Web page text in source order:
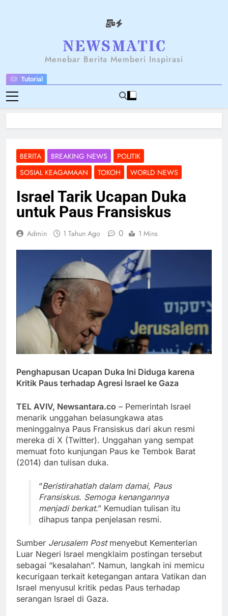
Tutorial
NEWSANTARA
Menebar Berita Memberi Inspirasi
BERITA BREAKING NEWS
POLITIK
SOSIAL KEAGAMAAN
TOKOH WORLD NEWS
Israel Tarik Ucapan Duka
untuk Paus Fransiskus
Admin 1 Tahun Ago 0 1 Mins
Penghapusan Ucapan Duka Ini Diduga karena
Kritik Paus terhadap Agresi Israel ke Gaza
TEL AVIV, Newsantara.co – Pemerintah Israel
menarik unggahan belasungkawa atas
meninggalnya Paus Fransiskus dari akun resmi
mereka di X (Twitter). Unggahan yang sempat
memuat foto kunjungan Paus ke Tembok Barat
(2014) dan tulisan duka.
“Beristirahatlah dalam damai, Paus
Fransiskus. Semoga kenangannya
menjadi berkat.” Kemudian tulisan itu
dihapus tanpa penjelasan resmi.
Sumber Jerusalem Postmenyebut Kementerian
Luar Negeri Israel mengklaim postingan tersebut
sebagai “kesalahan”. Namun, langkah ini memicu
kecurigaan terkait ketegangan antara Vatikan dan
Israel menyusul kritik pedas Paus terhadap
serangan Israel di Gaza.